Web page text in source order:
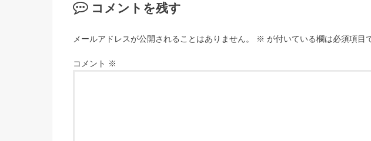
コメントを残す
メールアドレスが公開されることはありません。 ※ が付いている欄は必須項目
コメント ※